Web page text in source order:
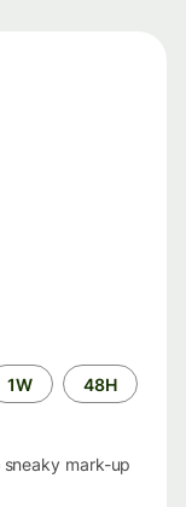
الفترة
الزمنية
48H
1W
sneaky mark-up